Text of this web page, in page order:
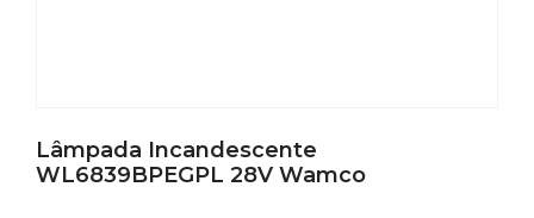
Lâmpada Incandescente
WL6839BPEGPL 28V Wamco